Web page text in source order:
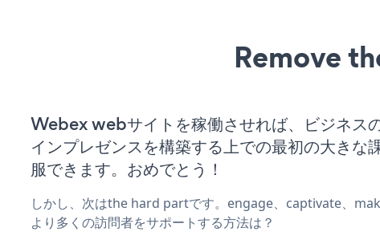
Remove
Webex webサイトを稼働させれば、ビジネス
インプレゼンスを構築する上での最初の大きな
服できます。おめでとう！
しかし、次はthe hard partです。engage、captivate、
より多くの訪問者をサポートする方法は？